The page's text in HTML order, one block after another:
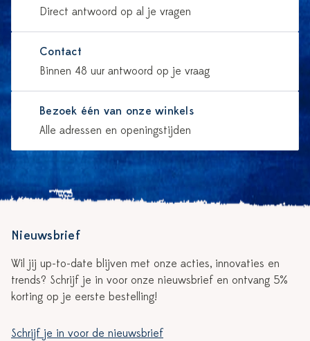
Direct antwoord op al je vragen
Contact
Binnen 48 uur antwoord op je vraag
Bezoek één van onze winkels
Alle adressen en openingstijden
Nieuwsbrief
Wil jij up-to-date blijven met onze acties, innovaties en
trends? Schrijf je in voor onze nieuwsbrief en ontvang 5%
korting op je eerste bestelling!
Schrijf je in voor de nieuwsbrief